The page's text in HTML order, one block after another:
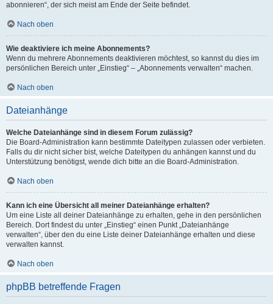
abonnieren“, der sich meist am Ende der Seite befindet.
Nach oben
Wie deaktiviere ich meine Abonnements?
Wenn du mehrere Abonnements deaktivieren möchtest, so kannst du dies im
persönlichen Bereich unter „Einstieg“ – „Abonnements verwalten“ machen.
Nach oben
Dateianhänge
Welche Dateianhänge sind in diesem Forum zulässig?
Die Board-Administration kann bestimmte Dateitypen zulassen oder verbieten.
Falls du dir nicht sicher bist, welche Dateitypen du anhängen kannst und du
Unterstützung benötigst, wende dich bitte an die Board-Administration.
Nach oben
Kann ich eine Übersicht all meiner Dateianhänge erhalten?
Um eine Liste all deiner Dateianhänge zu erhalten, gehe in den persönlichen
Bereich. Dort findest du unter „Einstieg“ einen Punkt „Dateianhänge
verwalten“, über den du eine Liste deiner Dateianhänge erhalten und diese
verwalten kannst.
Nach oben
phpBB betreffende Fragen